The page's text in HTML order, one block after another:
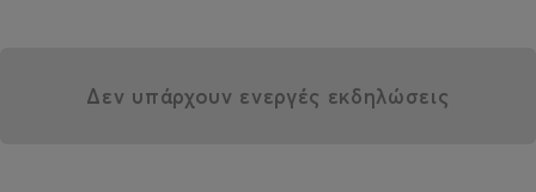
Δεν υπάρχουν ενεργές εκδηλώσεις